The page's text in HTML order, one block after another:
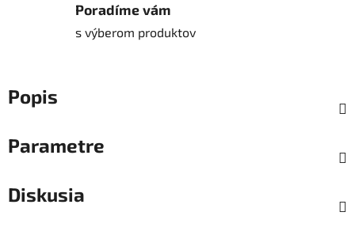
Poradíme vám
s výberom produktov
Popis
Parametre
Diskusia